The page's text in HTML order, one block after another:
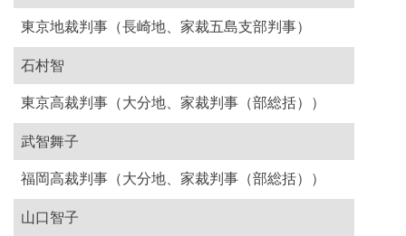
東京地裁判事（長崎地、家裁五島支部判事）
石村智
東京高裁判事（大分地、家裁判事（部総括））
武智舞子
福岡高裁判事（大分地、家裁判事（部総括））
山口智子